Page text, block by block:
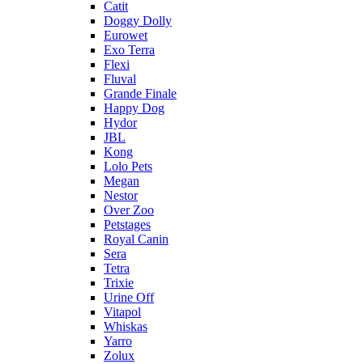
Catit
Doggy Dolly
Eurowet
Exo Terra
Flexi
Fluval
Grande Finale
Happy Dog
Hydor
JBL
Kong
Lolo Pets
Megan
Nestor
Over Zoo
Petstages
Royal Canin
Sera
Tetra
Trixie
Urine Off
Vitapol
Whiskas
Yarro
Zolux